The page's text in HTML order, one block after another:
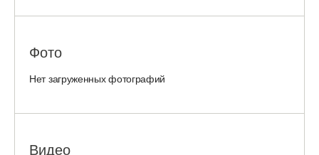
Фото
Нет загруженных фотографий
Видео